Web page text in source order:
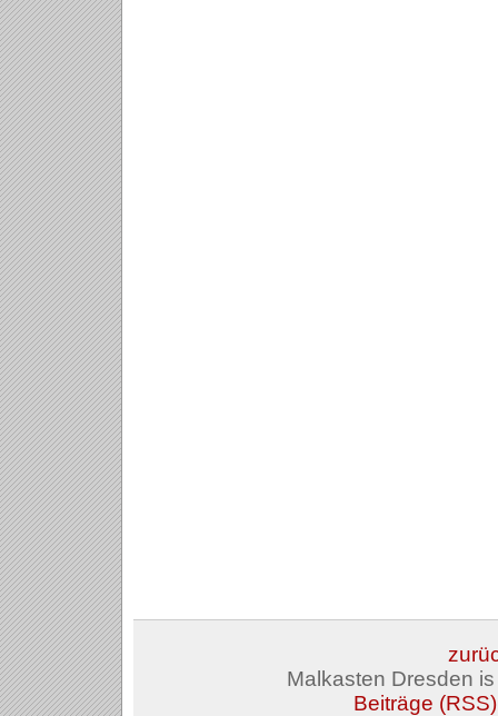
Malkasten Dresden
Beiträge (RSS)